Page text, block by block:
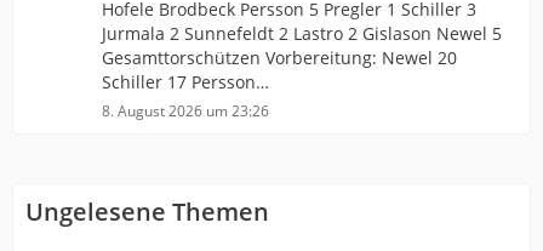
Hofele Brodbeck Persson 5 Pregler 1 Schiller 3
Jurmala 2 Sunnefeldt 2 Lastro 2 Gislason Newel 5
Gesamttorschützen Vorbereitung: Newel 20
Schiller 17 Persson…
8. August 2026 um 23:26
Ungelesene Themen